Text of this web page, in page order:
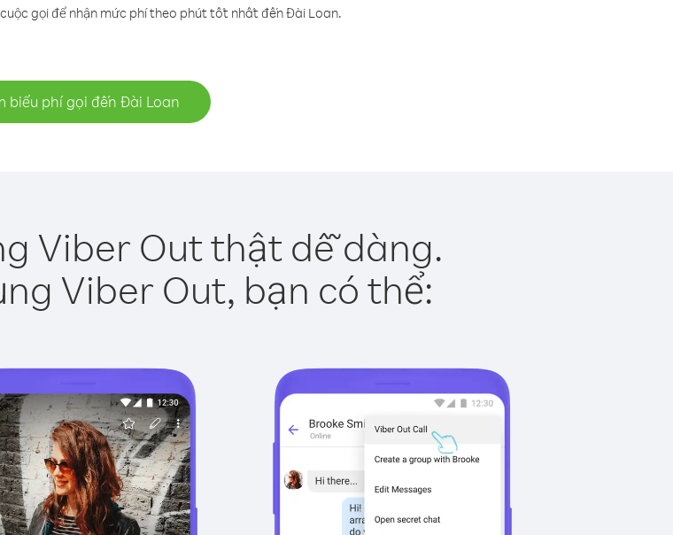
gọi để nhận mức phí theo phút tốt nhất đến Đài Loan.
biểu phí gọi đến Đài Loan
Viber Out thật dễ dàng.
Viber Out, bạn có thể: